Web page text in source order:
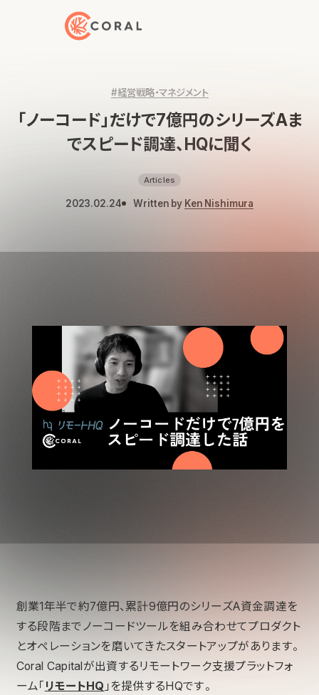
トップページへ戻る
#経営戦略・マネジメント
「ノーコード」だけで7億円のシリーズAま
でスピード調達、HQに聞く
Articles
2023.02.24 Written by Ken Nishimura
創業1年半で約7億円、累計9億円のシリーズA資金調達を
する段階までノーコードツールを組み合わせてプロダクト
とオペレーションを磨いてきたスタートアップがあります。
Coral Capitalが出資するリモートワーク支援プラットフォ
ーム「 リモートHQ 」を提供するHQです。